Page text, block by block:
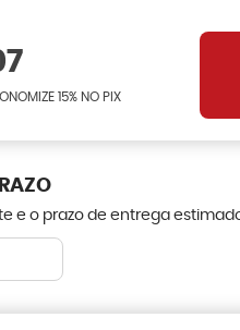
15% NO PIX
e o prazo de entrega